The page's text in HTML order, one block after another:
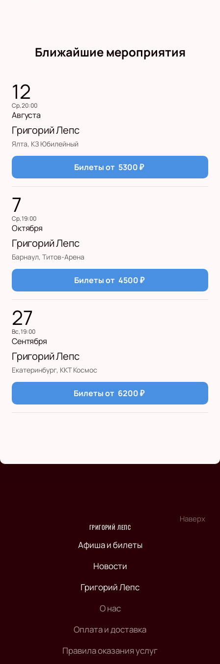
Ближайшие мероприятия
12
ср, 20:00
Августа
Григорий Лепс
Ялта, КЗ Юбилейный
Билеты от 5300₽
7
ср, 19:00
Октября
Григорий Лепс
Барнаул, Титов-Арена
Билеты от 4500₽
27
вс, 19:00
Сентября
Григорий Лепс
Екатеринбург, ККТ Космос
Билеты от 6200₽
Наверх
ГРИГОРИЙ ЛЕПС
Афиша и билеты
Новости
Григорий Лепс
О нас
Оплата и доставка
Правила оказания услуг